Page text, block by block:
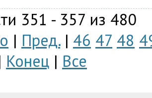
351 - 357 из 480
| Пред.| 46 47 48
Конец | Все